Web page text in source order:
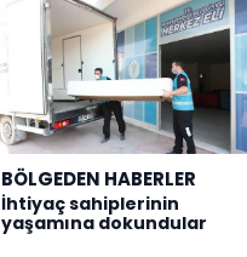
BÖLGEDEN HABERLER
İhtiyaç sahiplerinin
yaşamına dokundular